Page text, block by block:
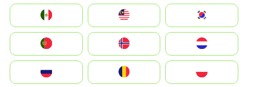
South Korea
Nederland
Portugal
România